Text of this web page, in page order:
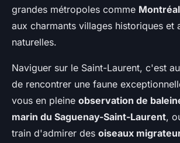
grandes métropoles comme Montréal
aux charmants villages historiques et
naturelles.
Naviguer sur le Saint-Laurent, c'est
de rencontrer une faune
vous en pleine observation de
marin du Saguenay-Saint-Laurent,
train d'admirer des oiseaux